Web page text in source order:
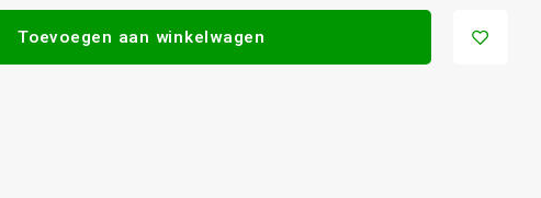
Toevoegen aan winkelwagen